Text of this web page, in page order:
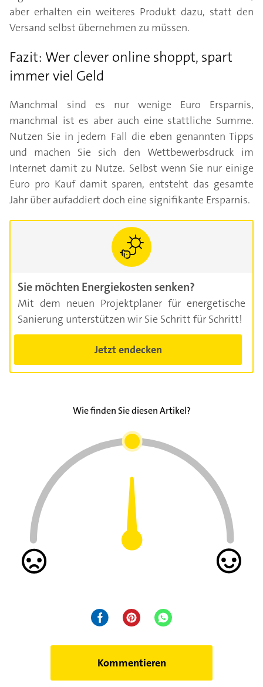
aber erhalten ein weiteres Produkt dazu, statt den
Versand selbst übernehmen zu müssen.
Fazit: Wer clever online shoppt, spart
immer viel Geld
Manchmal sind es nur wenige Euro Ersparnis,
manchmal ist es aber auch eine stattliche Summe.
Nutzen Sie in jedem Fall die eben genannten Tipps
und machen Sie sich den Wettbewerbsdruck im
Internet damit zu Nutze. Selbst wenn Sie nur einige
Euro pro Kauf damit sparen, entsteht das gesamte
Jahr über aufaddiert doch eine signifikante Ersparnis.
Sie möchten Energiekosten senken?
Mit dem neuen Projektplaner für energetische
Sanierung unterstützen wir Sie Schritt für Schritt!
Jetzt endecken
Wie finden Sie diesen Artikel?
Kommentieren